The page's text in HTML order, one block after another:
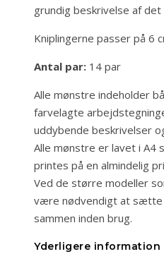
grundig beskrivelse af
Kniplingerne passer på 6
Antal par: 14 par
Alle mønstre indeholder
farvelagte
uddybende beskrivelser
Alle mønstre er lavet i A4
printes på en almindelig
Ved de større modeller
være nødvendigt at
sammen inden brug.
Yderligere information